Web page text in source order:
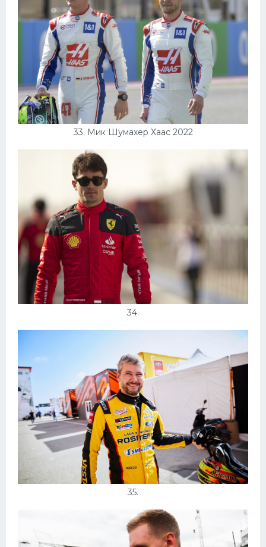
33. Мик Шумахер Хаас 2022
34.
35.